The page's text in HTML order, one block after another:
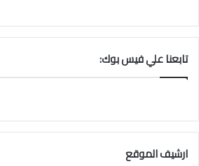
تابعنا علي فيس بوك:
ارشيف الموقع